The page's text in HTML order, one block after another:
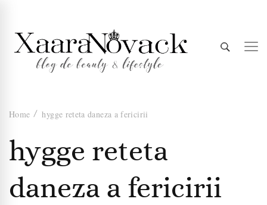
Xaara
Novack
Home hygge reteta daneza a fericirii
hygge reteta
daneza a fericirii